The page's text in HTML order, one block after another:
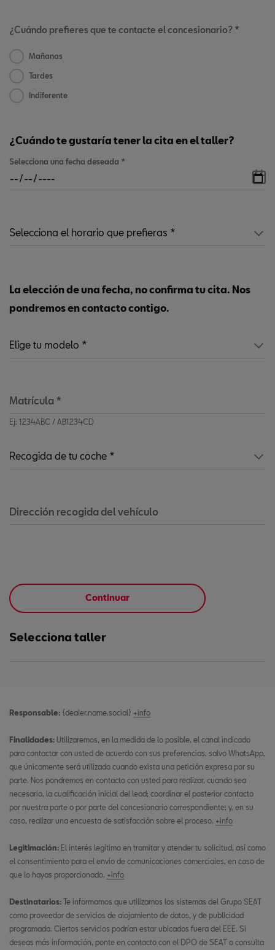
¿Cuándo prefieres que te contacte el concesionario? *
Mañanas
Tardes
Indiferente
¿Cuándo te gustaría tener la cita en el taller?
Selecciona una fecha deseada *
La elección de una fecha, no confirma tu cita. Nos
pondremos en contacto contigo.
Matrícula *
Ej: 1234ABC / AB1234CD
Dirección recogida del vehículo
Continuar
Selecciona taller
Responsable: {dealer.name.social} +info
Finalidades: Utilizaremos, en la medida de lo posible, el canal indicado
para contactar con usted de acuerdo con sus preferencias, salvo WhatsApp,
que únicamente será utilizado cuando exista una petición expresa por su
parte. Nos pondremos en contacto con usted para realizar, cuando sea
necesario, la cualificación inicial del lead; coordinar el posterior contacto
por nuestra parte o por parte del concesionario correspondiente; y, en su
caso, realizar una encuesta de satisfacción sobre el proceso. +info
Legitimación: El interés legítimo en tramitar y atender tu solicitud, así como
el consentimiento para el envío de comunicaciones comerciales, en caso de
que lo hayas proporcionado. +info
Destinatarios: Te informamos que utilizamos los sistemas del Grupo SEAT
como proveedor de servicios de alojamiento de datos, y de publicidad
programada. Ciertos servicios podrían estar ubicados fuera del EEE. Si
deseas más información, ponte en contacto con el DPO de SEAT o consulta